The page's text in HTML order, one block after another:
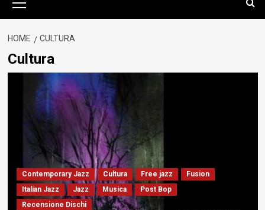
principale
HOME CULTURA
Cultura
Contemporary Jazz Cultura Free jazz
Fusion
Italian Jazz
Jazz Musica
Post Bop
Recensione Dischi